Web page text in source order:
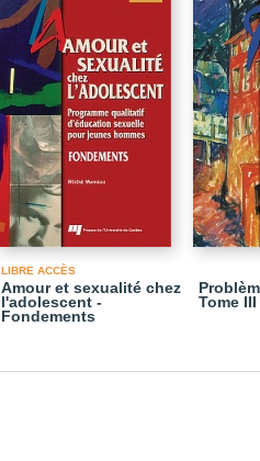
LIBRE ACCÈS
Amour et sexualité chez
l'adolescent -
Fondements
Tome III